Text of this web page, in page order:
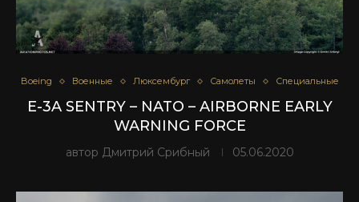
Boeing Военные Люксембург Самолеты Специальные
E-3A SENTRY – NATO – AIRBORNE EARLY
WARNING FORCE
автор Дмитрий Срибный 05.06.2020